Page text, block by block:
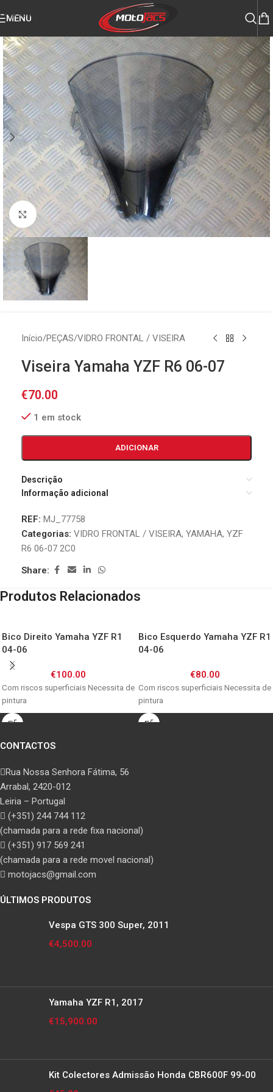
Skip to navigation
MENU
Click to enlarge
Início/PEÇAS/VIDRO FRONTAL / VISEIRA
Viseira Yamaha YZF R6 06-07
€70.00
1 em stock
ADICIONAR
Descrição
Informação adicional
REF: MJ_77758
Categorias: VIDRO FRONTAL / VISEIRA, YAMAHA, YZF
R6 06-07 2C0
Share:
Produtos Relacionados
Bico Direito Yamaha YZF R1
04-06
€100.00
Com riscos superficiais Necessita de
pintura
Bico Esquerdo Yamaha YZF R1
04-06
€80.00
Com riscos superficiais Necessita de
pintura
CONTACTOS
Rua Nossa Senhora Fátima, 56
Arrabal, 2420-012
Leiria – Portugal
(+351) 244 744 112
(chamada para a rede fixa nacional)
(+351) 917 569 241
(chamada para a rede movel nacional)
motojacs@gmail.com
ÚLTIMOS PRODUTOS
Vespa GTS 300 Super, 2011
€4,500.00
Yamaha YZF R1, 2017
€15,900.00
Kit Colectores Admissão Honda CBR600F 99-00